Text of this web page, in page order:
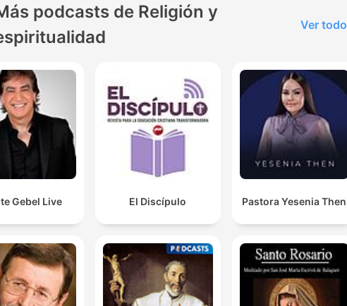
podcasts de Religión y
Ver todo
Gebel Live El Discípulo Pastora Yesenia Then